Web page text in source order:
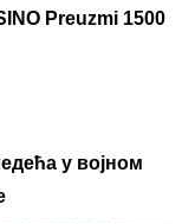
Preuzmi 1500
у војном